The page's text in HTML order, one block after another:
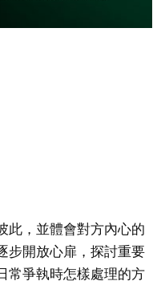
此，並體會對方內心的
步開放心扉，探討重要
常爭執時怎樣處理的方